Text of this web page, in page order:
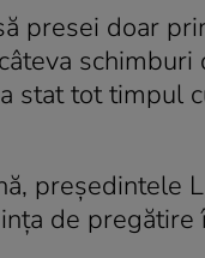
presei doar
stat tot timpul
preşedintele
de